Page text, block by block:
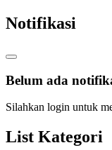
Notifikasi
Belum ada
Silahkan login untuk
List Kategori